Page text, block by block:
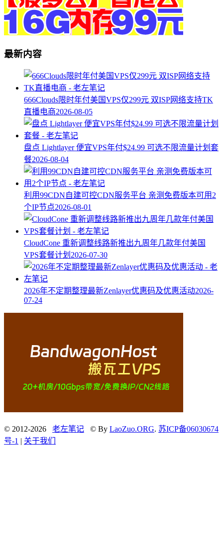
最新内容
666Clouds限时年付美国VPS仅299元 双ISP网络支持TK
直播电商2026-08-05
盘点 Lightlayer 便宜VPS年付$24.99 可选不限流量计划套
餐2026-08-04
利用99CDN自建可控CDN服务平台 亲测免费版本可用2
个IP节点2026-08-01
CloudCone 重新调整线路新推出九周年几款年付美国
VPS套餐计划 2026-07-30
2026年不定期整理最新Zenlayer优惠码及优惠活动2026-
07-24
© 2012-2026 老左笔记 © By LaoZuo.ORG. 苏ICP备06030674
号-1 | 关于我们